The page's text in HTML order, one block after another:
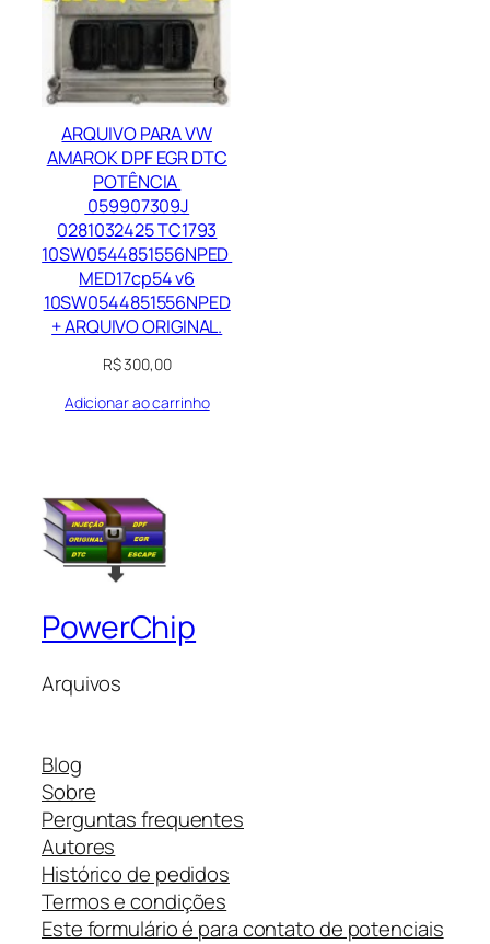
ARQUIVO PARA VW
AMAROK DPF EGR DTC
POTÊNCIA
059907309J
0281032425 TC1793
10SW0544851556NPED
MED17cp54 v6
10SW0544851556NPED
+ ARQUIVO ORIGINAL.
R$300,00
Adicionar ao carrinho
PowerChip
Arquivos
Blog
Sobre
Perguntas frequentes
Autores
Histórico de pedidos
Termos e condições
Este formulário é para contato de potenciais